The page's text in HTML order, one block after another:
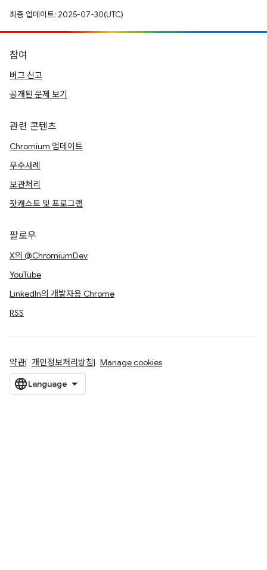
최종 업데이트: 2025-07-30(UTC)
참여
버그 신고
공개된 문제 보기
관련 콘텐츠
Chromium 업데이트
우수사례
보관처리
팟캐스트 및 프로그램
팔로우
X의 @ChromiumDev
YouTube
LinkedIn의 개발자용 Chrome
RSS
약관 개인정보처리방침 Manage cookies